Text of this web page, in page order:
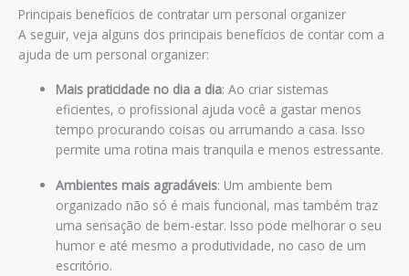
Principais benefícios de contratar um personal organizer
A seguir, veja alguns dos principais benefícios de contar com a
ajuda de um personal organizer:
Mais praticidade no dia a dia: Ao criar sistemas
eficientes, o profissional ajuda você a gastar menos
tempo procurando coisas ou arrumando a casa. Isso
permite uma rotina mais tranquila e menos estressante.
Ambientes mais agradáveis: Um ambiente bem
organizado não só é mais funcional, mas também traz
uma sensação de bem-estar. Isso pode melhorar o seu
humor e até mesmo a produtividade, no caso de um
escritório.